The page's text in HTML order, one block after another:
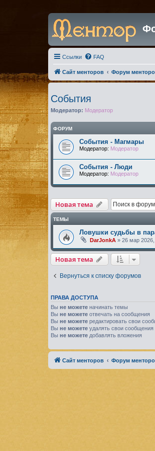
Ссылки FAQ
Сайт менторов Форум
События
Модератор: Модератор
ФОРУМ
События - Магмары
Модератор: Модератор
События - Люди
Модератор: Модератор
Новая тема
ТЕМЫ
Ловушки судьбы в
DarJonkA » 26 мар
Новая тема
Вернуться к списку форумов
ПРАВА ДОСТУПА
Вы не можете начинать темы
Вы не можете отвечать на сообщения
Вы не можете редактировать свои
Вы не можете удалять свои сообщения
Вы не можете добавлять вложения
Сайт менторов Форум